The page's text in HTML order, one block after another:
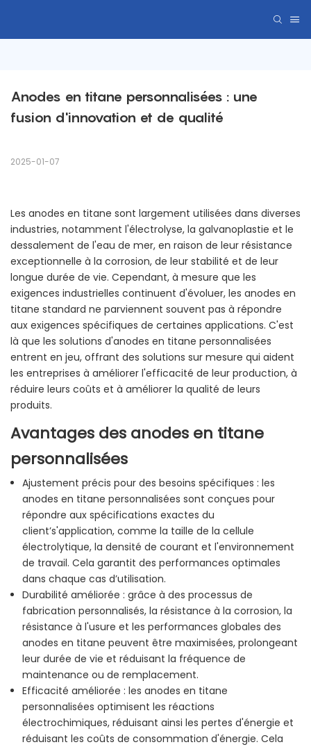
Anodes en titane personnalisées : une
fusion d'innovation et de qualité
2025-01-07
Les anodes en titane sont largement utilisées dans diverses
industries, notamment l'électrolyse, la galvanoplastie et le
dessalement de l'eau de mer, en raison de leur résistance
exceptionnelle à la corrosion, de leur stabilité et de leur
longue durée de vie. Cependant, à mesure que les
exigences industrielles continuent d'évoluer, les anodes en
titane standard ne parviennent souvent pas à répondre
aux exigences spécifiques de certaines applications. C'est
là que les solutions d'anodes en titane personnalisées
entrent en jeu, offrant des solutions sur mesure qui aident
les entreprises à améliorer l'efficacité de leur production, à
réduire leurs coûts et à améliorer la qualité de leurs
produits.
Avantages des anodes en titane
personnalisées
Ajustement précis pour des besoins spécifiques : les
anodes en titane personnalisées sont conçues pour
répondre aux spécifications exactes du
client’s'application, comme la taille de la cellule
électrolytique, la densité de courant et l'environnement
de travail. Cela garantit des performances optimales
dans chaque cas d’utilisation.
Durabilité améliorée : grâce à des processus de
fabrication personnalisés, la résistance à la corrosion, la
résistance à l'usure et les performances globales des
anodes en titane peuvent être maximisées, prolongeant
leur durée de vie et réduisant la fréquence de
maintenance ou de remplacement.
Efficacité améliorée : les anodes en titane
personnalisées optimisent les réactions
électrochimiques, réduisant ainsi les pertes d'énergie et
réduisant les coûts de consommation d'énergie. Cela